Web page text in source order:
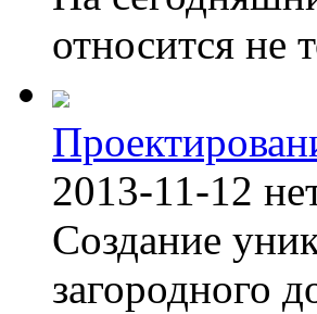
относится не
2013-11-12
Создание
загородного